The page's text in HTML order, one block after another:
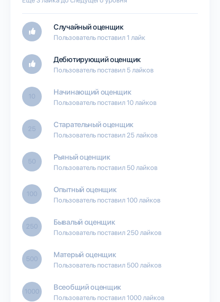
Случайный оценщик
Пользователь поставил 1 лайк
Дебютирующий оценщик
Пользователь поставил 5 лайков
10 Начинающий оценщик
Пользователь поставил 10 лайков
25 Старательный оценщик
Пользователь поставил 25 лайков
50 Рьяный оценщик
Пользователь поставил 50 лайков
100 Опытный оценщик
Пользователь поставил 100 лайков
250 Бывалый оценщик
Пользователь поставил 250 лайков
500 Матерый оценщик
Пользователь поставил 500 лайков
1000 Всеобщий оценщик
Пользователь поставил 1000 лайков